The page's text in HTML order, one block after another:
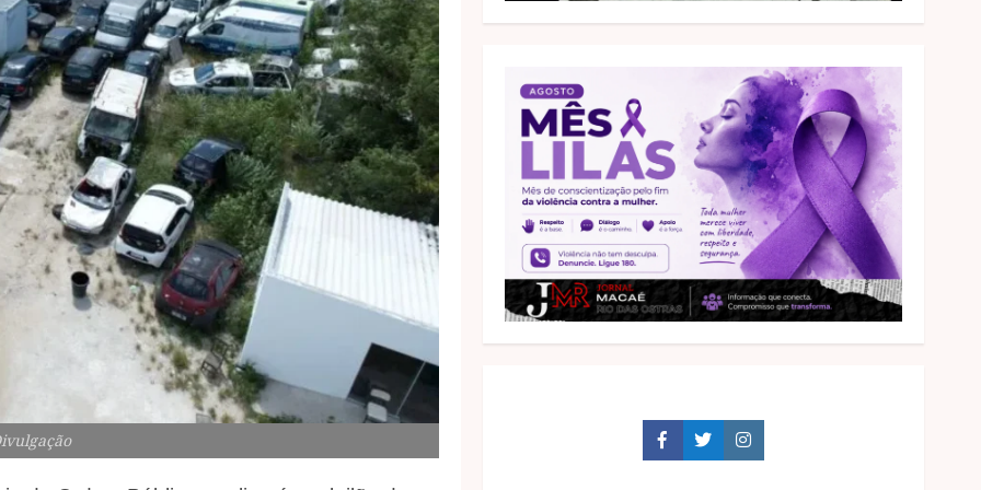
Facebook
TwitterInstagram